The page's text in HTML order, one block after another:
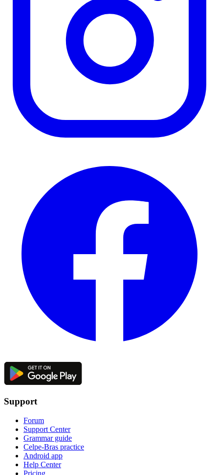
Support
Forum
Support Center
Grammar guide
Celpe-Bras practice
Android app
Help Center
Pricing